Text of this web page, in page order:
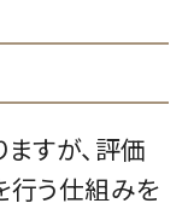
すが、評価
行う仕組みを